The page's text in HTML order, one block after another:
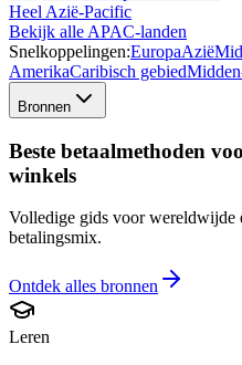
Heel Azië-Pacific
Bekijk alle APAC-landen
Snelkoppelingen:EuropaAzië
AmerikaCaribisch gebied
Bronnen
Beste betaalmethoden
winkels
Volledige gids voor wereldwijde
betalingsmix.
Ontdek alles bronnen
Leren